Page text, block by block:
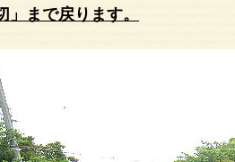
」まで戻ります。